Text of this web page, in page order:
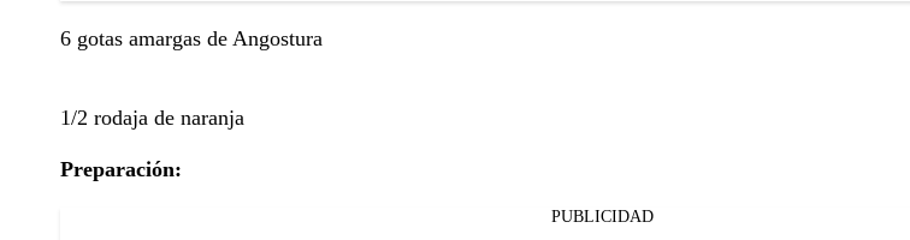
6 gotas amargas de Angostura
1/2 rodaja de naranja
Preparación:
PUBLICIDAD